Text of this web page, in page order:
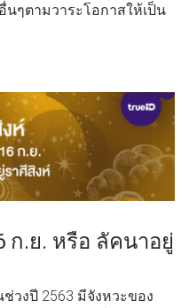
นๆตามวาระโอกาสให้เป็น
ก.ย. หรือ ลัคนาอยู่
วงปี 2563 มีจังหวะของ